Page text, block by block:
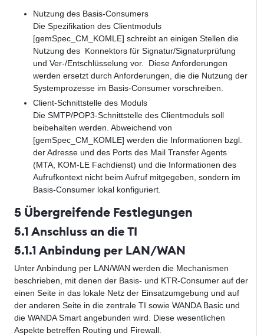
Nutzung des Basis-Consumers
Die Spezifikation des Clientmoduls
[gemSpec_CM_KOMLE] schreibt an einigen Stellen die
Nutzung des Konnektors für Signatur/Signaturprüfung
und Ver-/Entschlüsselung vor. Diese Anforderungen
werden ersetzt durch Anforderungen, die die Nutzung der
Systemprozesse im Basis-Consumer vorschreiben.
Client-Schnittstelle des Moduls
Die SMTP/POP3-Schnittstelle des Clientmoduls soll
beibehalten werden. Abweichend von
[gemSpec_CM_KOMLE] werden die Informationen bzgl.
der Adresse und des Ports des Mail Transfer Agents
(MTA, KOM-LE Fachdienst) und die Informationen des
Aufrufkontext nicht beim Aufruf mitgegeben, sondern im
Basis-Consumer lokal konfiguriert.
5 Übergreifende Festlegungen
5.1 Anschluss an die TI
5.1.1 Anbindung per LAN/WAN
Unter Anbindung per LAN/WAN werden die Mechanismen
beschrieben, mit denen der Basis- und KTR-Consumer auf der
einen Seite in das lokale Netz der Einsatzumgebung und auf
der anderen Seite in die zentrale TI sowie WANDA Basic und
die WANDA Smart angebunden wird. Diese wesentlichen
Aspekte betreffen Routing und Firewall.